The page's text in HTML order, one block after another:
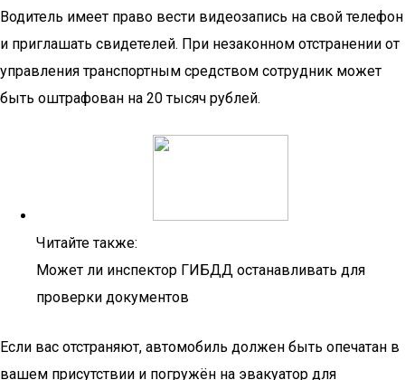
Водитель имеет право вести видеозапись на свой телефон
и приглашать свидетелей. При незаконном отстранении от
управления транспортным средством сотрудник может
быть оштрафован на 20 тысяч рублей.
Читайте также:
Может ли инспектор ГИБДД останавливать для
проверки документов
Если вас отстраняют, автомобиль должен быть опечатан в
вашем присутствии и погружён на эвакуатор для